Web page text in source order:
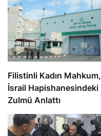
Filistinli Kadın Mahkum,
İsrail Hapishanesindeki
Zulmü Anlattı